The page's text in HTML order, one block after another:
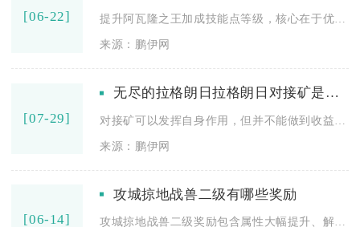
[06-22]
来源：鹏伊网
[07-29]
无尽的拉格朗日拉格朗日对接矿是否有无尽发挥的作用
来源：鹏伊网
[06-14]
攻城掠地战兽二级有哪些奖励